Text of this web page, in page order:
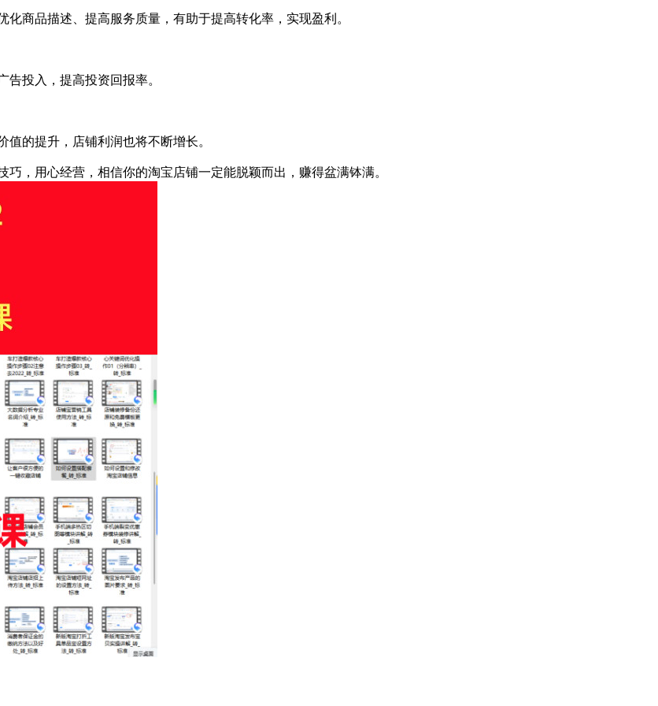
商品描述、提高服务质量，有助于提高转化率，实现盈利。
投入，提高投资回报率。
的提升，店铺利润也将不断增长。
，用心经营，相信你的淘宝店铺一定能脱颖而出，赚得盆满钵满。